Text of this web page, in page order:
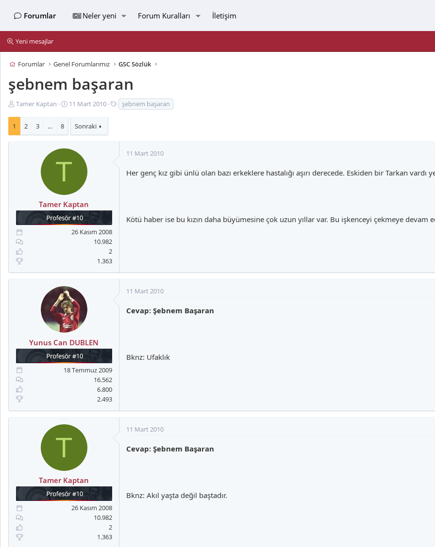
Forumlar Neler yeni Forum Kuralları İletişim
Yeni mesajlar
Forumlar Genel Forumlarımız GSC Sözlük
şebnem başaran
K
t
n
Tamer Kaptan
B
n
g
r
i
h
11 Mart 2010
t
e
e
şebnem başaran
1 2 3 … 8 Sonraki
T
Tamer Kaptan
26 Kasım 2008
10.982
2
1.363
11 Mart 2010
Her genç kız gibi ünlü olan bazı erkeklere hastalığı aşırı derecede. Eskiden bir Tarkan
Kötü haber ise bu kızın daha büyümesine çok uzun yıllar var. Bu işkenceyi çekmeye devam
Yunus Can DUBLEN
18 Temmuz 2009
16.562
6.800
2.493
11 Mart 2010
Cevap: Şebnem Başaran
Bknz: Ufaklık
T
Tamer Kaptan
26 Kasım 2008
10.982
2
1.363
11 Mart 2010
Cevap: Şebnem Başaran
Bknz: Akıl yaşta değil baştadır.